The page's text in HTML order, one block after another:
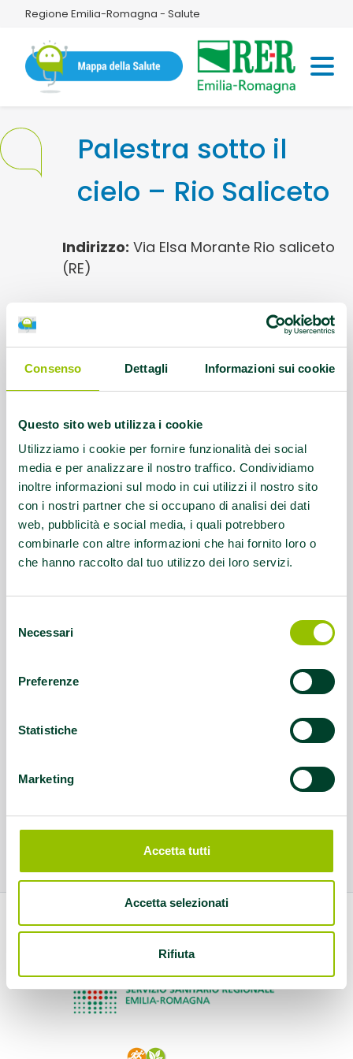
Consenso Dettagli Informazioni sui cookie
Questo sito web utilizza i cookie
Utilizziamo i cookie per fornire funzionalità dei social
media e per analizzare il nostro traffico. Condividiamo
inoltre informazioni sul modo in cui utilizzi il nostro sito
con i nostri partner che si occupano di analisi dei dati
web, pubblicità e social media, i quali potrebbero
combinarle con altre informazioni che hai fornito loro o
che hanno raccolto dal tuo utilizzo dei loro servizi.
delNecessari
Preferenze
Statistiche
Marketing
Accetta tutti
Accetta selezionati
Rifiuta
Regione Emilia-Romagna - Salute
Palestra sotto il
cielo – Rio Saliceto
Indirizzo: Via Elsa Morante Rio saliceto
(RE)
Creata per
promuovere l'attività fisica e la
socializzazione, gratuita e accessibile a
tutti: bambini, giovani, adulti, studenti,
anziani, persone con disabilità
idSezione=33605
Questo contenuto si trova inIdee e dintorni